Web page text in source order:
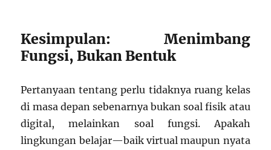
Kesimpulan: Menimbang
Fungsi, Bukan Bentuk
Pertanyaan tentang perlu tidaknya ruang kelas
di masa depan sebenarnya bukan soal fisik atau
digital, melainkan soal fungsi. Apakah
lingkungan belajar—baik virtual maupun nyata